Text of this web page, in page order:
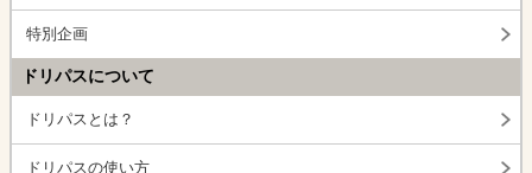
特別企画
ドリパスについて
ドリパスとは？
ドリパスの使い方